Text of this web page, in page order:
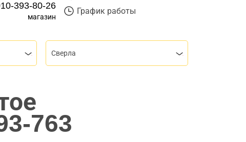
393-80-26
магазин
График работы
Сверла
763